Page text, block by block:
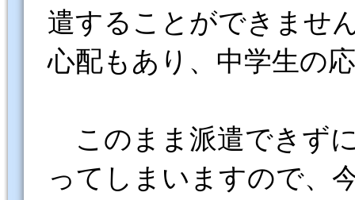
遣することができませ
心配もあり、中学生の
このまま派遣できず
ってしまいますので、